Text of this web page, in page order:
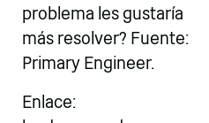
problema les gustaría
más resolver? Fuente:
Primary Engineer.
Enlace: